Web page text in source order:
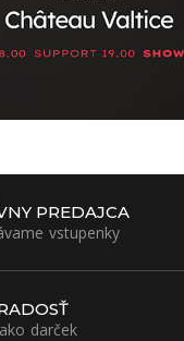
PREDAJCA
vstupenky
darček